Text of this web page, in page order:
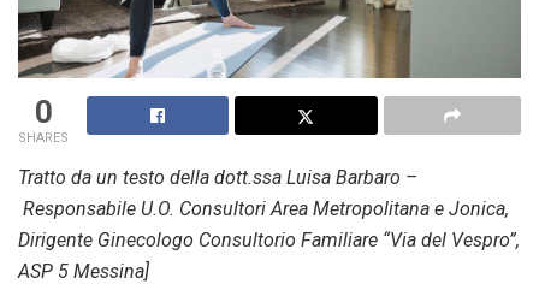
0
SHARES
Tratto da un testo della dott.ssa Luisa Barbaro –
Responsabile U.O. Consultori Area Metropolitana e Jonica,
Dirigente Ginecologo Consultorio Familiare “Via del Vespro”,
ASP 5 Messina]